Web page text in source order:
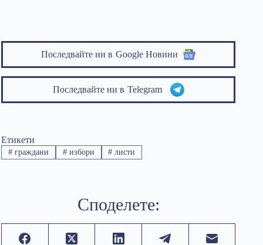
Последвайте ни в Google Новини
Последвайте ни в Telegram
Етикети
#граждани #избори # листи
Споделете: